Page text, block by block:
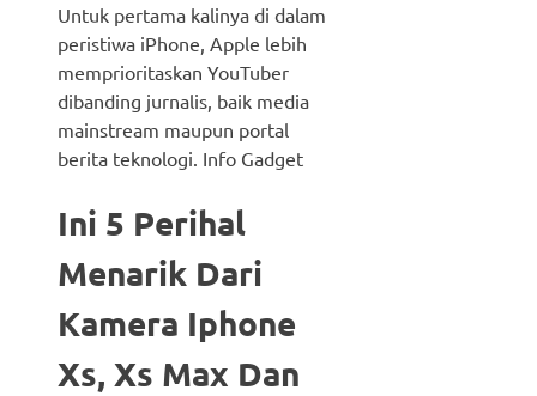
Untuk pertama kalinya di dalam
peristiwa iPhone, Apple lebih
memprioritaskan YouTuber
dibanding jurnalis, baik media
mainstream maupun portal
berita teknologi. Info Gadget
Ini 5 Perihal
Menarik Dari
Kamera Iphone
Xs, Xs Max Dan